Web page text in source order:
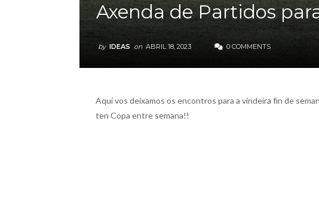
Axenda de Partidos
by IDEAS on ABRIL 18, 2023 0 COMMENTS
Aquí vos deixamos os encontros para a vindeira fin de
ten Copa entre semana!!